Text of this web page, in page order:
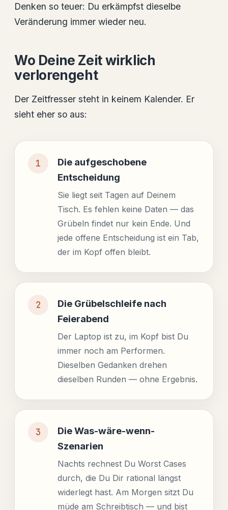
Denken so teuer: Du erkämpfst dieselbe
Veränderung immer wieder neu.
Wo Deine Zeit wirklich
verlorengeht
Der Zeitfresser steht in keinem Kalender. Er
sieht eher so aus:
Die aufgeschobene
Entscheidung
Sie liegt seit Tagen auf Deinem
Tisch. Es fehlen keine Daten — das
Grübeln findet nur kein Ende. Und
jede offene Entscheidung ist ein Tab,
der im Kopf offen bleibt.
Die Grübelschleife nach
Feierabend
Der Laptop ist zu, im Kopf bist Du
immer noch am Performen.
Dieselben Gedanken drehen
dieselben Runden — ohne Ergebnis.
Die Was-wäre-wenn-
Szenarien
Nachts rechnest Du Worst Cases
durch, die Du Dir rational längst
widerlegt hast. Am Morgen sitzt Du
müde am Schreibtisch — und bist